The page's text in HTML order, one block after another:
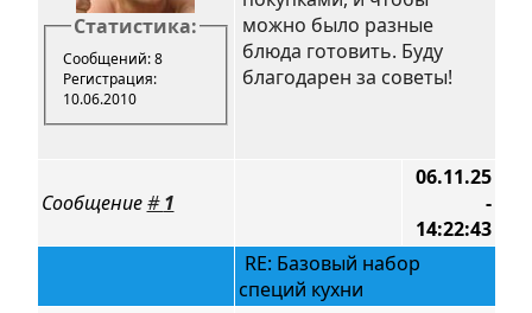
Статистика:
Сообщений: 8
Регистрация:
10.06.2010
можно было разные
блюда готовить. Буду
благодарен за советы!
Сообщение#1
06.11.25
-
14:22:43
RE: Базовый набор
специй кухни